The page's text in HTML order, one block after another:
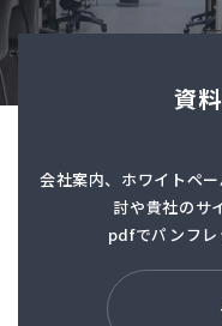
資
会社案内、ホワイトペ
討や貴社のサ
pdfでパンフレ